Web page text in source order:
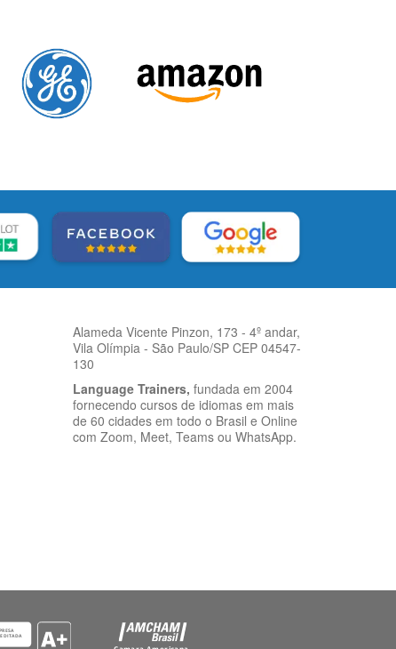
Alameda Vicente Pinzon, 173 - 4º andar,
Vila Olímpia - São Paulo/SP CEP 04547-
130
Language Trainers, fundada em 2004
fornecendo cursos de idiomas em mais
de 60 cidades em todo o Brasil e Online
com Zoom, Meet, Teams ou WhatsApp.